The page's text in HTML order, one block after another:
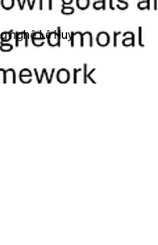
nghệ Lê Huy